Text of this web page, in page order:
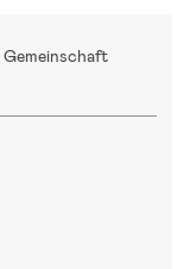
Gemeinschaft